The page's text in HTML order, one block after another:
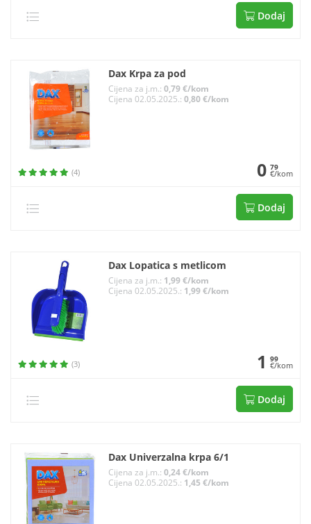
Dodaj
Dax Krpa za pod
Cijena za j.m.: 0,79 €/kom
Cijena 02.05.2025.: 0,80 €/kom
(4) 0 79
€/kom
Dodaj
Dax Lopatica s metlicom
Cijena za j.m.: 1,99 €/kom
Cijena 02.05.2025.: 1,99 €/kom
(3) 1 99
€/kom
Dodaj
Dax Univerzalna krpa 6/1
Cijena za j.m.: 0,24 €/kom
Cijena 02.05.2025.: 1,45 €/kom